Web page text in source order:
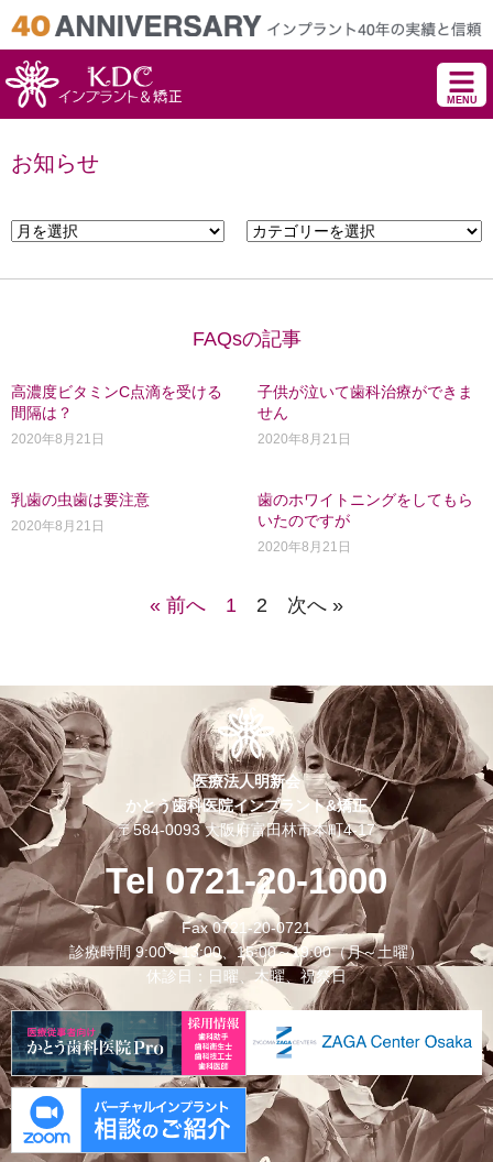
MENU
お知らせ
FAQsの記事
高濃度ビタミンC点滴を受ける
間隔は？
2020年8月21日
子供が泣いて歯科治療ができま
せん
2020年8月21日
乳歯の虫歯は要注意
2020年8月21日
歯のホワイトニングをしてもら
いたのですが
2020年8月21日
« 前へ 1 2 次へ »
医療法人明新会
かとう歯科医院インプラント&矯正
〒584-0093 大阪府富田林市本町4-17
Tel 0721-20-1000
Fax 0721-20-0721
診療時間 9:00～13:00、15:00～19:00（月～土曜）
休診日：日曜、木曜、祝祭日